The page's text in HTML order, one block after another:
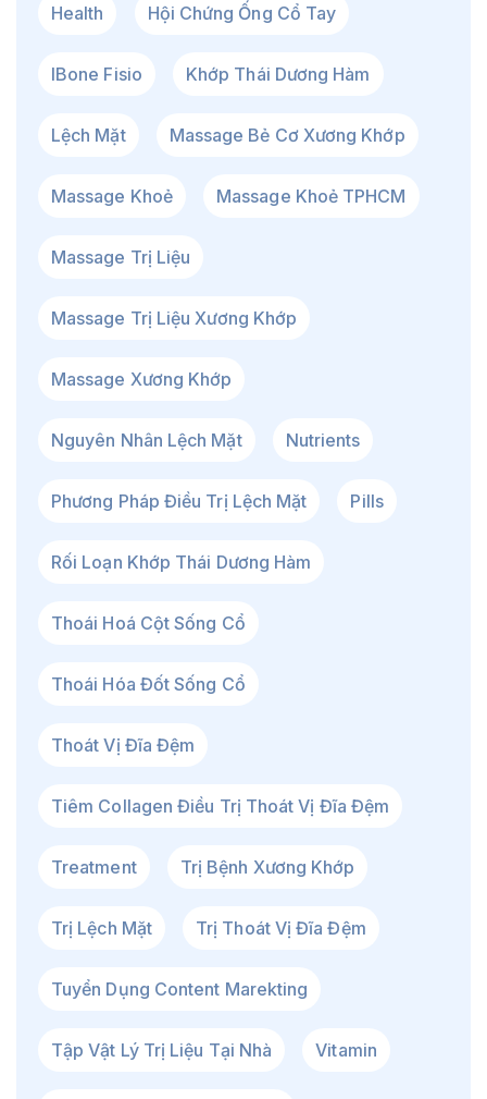
Health Hội Chứng Ống Cổ Tay
IBone Fisio Khớp Thái Dương Hàm
Lệch Mặt Massage Bẻ Cơ Xương Khớp
Massage Khoẻ Massage Khoẻ TPHCM
Massage Trị Liệu
Massage Trị Liệu Xương Khớp
Massage Xương Khớp
Nguyên Nhân Lệch Mặt Nutrients
Phương Pháp Điều Trị Lệch Mặt Pills
Rối Loạn Khớp Thái Dương Hàm
Thoái Hoá Cột Sống Cổ
Thoái Hóa Đốt Sống Cổ
Thoát Vị Đĩa Đệm
Tiêm Collagen Điều Trị Thoát Vị Đĩa Đệm
Treatment Trị Bệnh Xương Khớp
Trị Lệch Mặt Trị Thoát Vị Đĩa Đệm
Tuyển Dụng Content Marekting
Tập Vật Lý Trị Liệu Tại Nhà Vitamin